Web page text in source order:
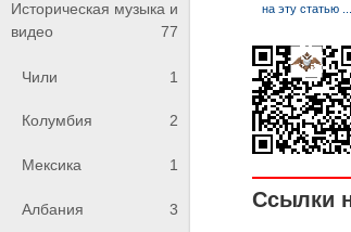
Историческая музыка и
видео
77
Чили 1
Колумбия 2
Мексика 1
Албания 3 Ссылки